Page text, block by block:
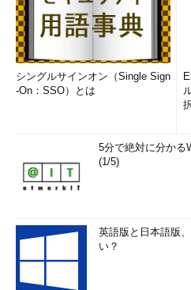
シングルサインオン（Single Sign
-On：SSO）とは
5分で絶対に分かる
(1/5)
英語版と日本語版
い？